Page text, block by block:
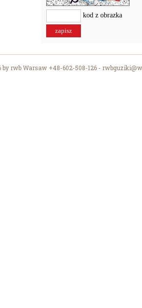
kod z obrazka
rwb Warsaw +48-602-508-126 -